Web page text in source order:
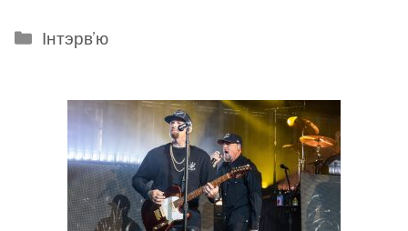
Categories
Інтэрв'ю